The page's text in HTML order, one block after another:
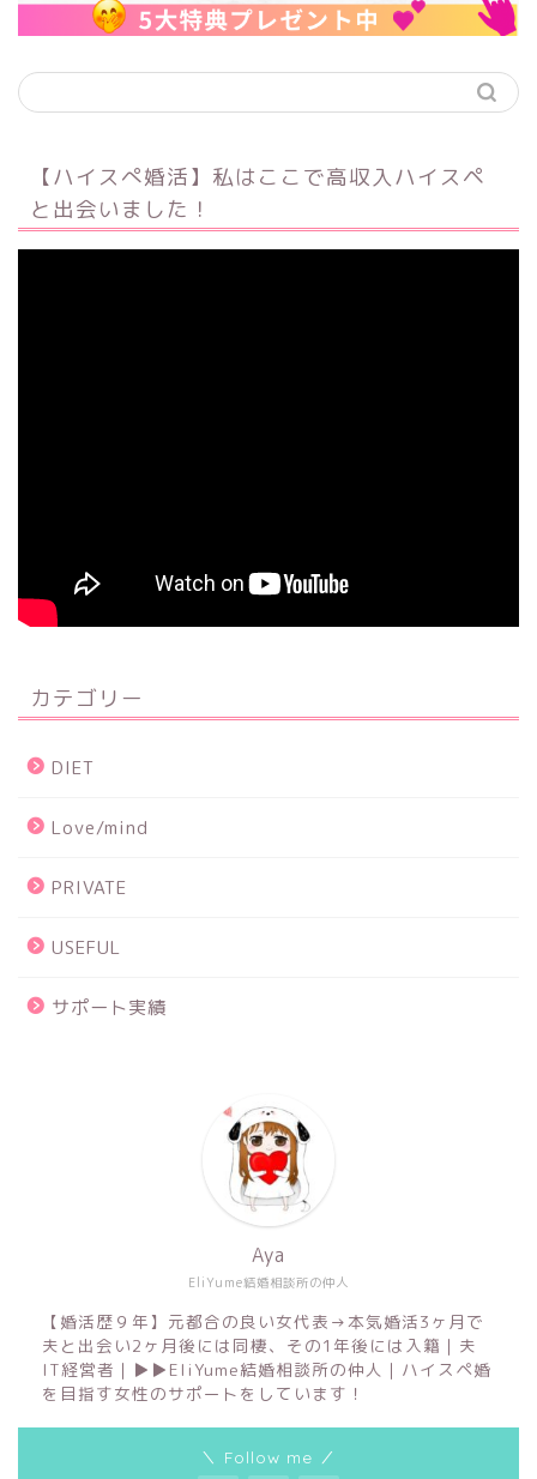
【ハイスぺ婚活】私はここで高収入ハイスペ
と出会いました！
カテゴリー
DIET
Love/mind
PRIVATE
USEFUL
サポート実績
EliYume結婚相談所の仲人
Aya
【婚活歴９年】元都合の良い女代表→本気婚活3ヶ月で
夫と出会い2ヶ月後には同棲、その1年後には入籍｜夫
IT経営者｜▶︎▶︎EliYume結婚相談所の仲人｜ハイスペ婚
を目指す女性のサポートをしています！
＼ Follow me ／